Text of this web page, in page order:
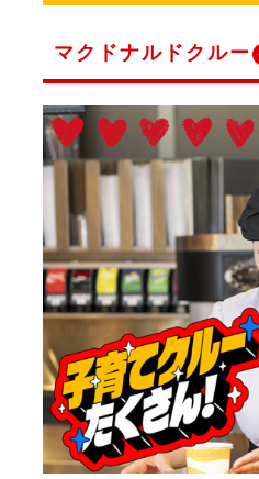
マクドナルドクルー